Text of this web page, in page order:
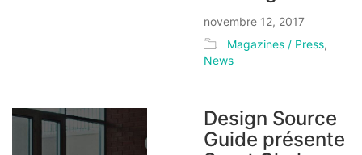
novembre 12, 2017
Magazines / Press,
News
Design Source
Guide présente